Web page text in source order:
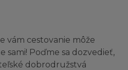
vám cestovanie môže
sami! Poďme sa dozvedieť,
dobrodružstvá